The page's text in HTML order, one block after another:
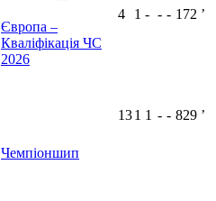
Європа –
Кваліфікація ЧС
2026
4 1 - - - 172 ʼ
Чемпіоншип
131 1 - - 829 ʼ